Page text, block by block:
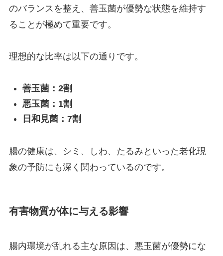
のバランスを整え、善玉菌が優勢な状態を維持す
ることが極めて重要です。
理想的な比率は以下の通りです。
善玉菌：2割
悪玉菌：1割
日和見菌：7割
腸の健康は、シミ、しわ、たるみといった老化現
象の予防にも深く関わっているのです。
有害物質が体に与える影響
腸内環境が乱れる主な原因は、悪玉菌が優勢にな